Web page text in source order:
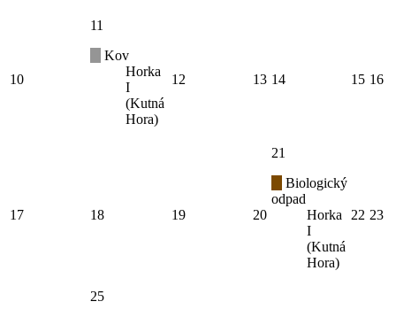
10
11
Kov
Horka
I
(Kutná
Hora)
12 13 14 15 16
17 18 19 20
21
Biologický
odpad
Horka
I
(Kutná
Hora)
22 23
25